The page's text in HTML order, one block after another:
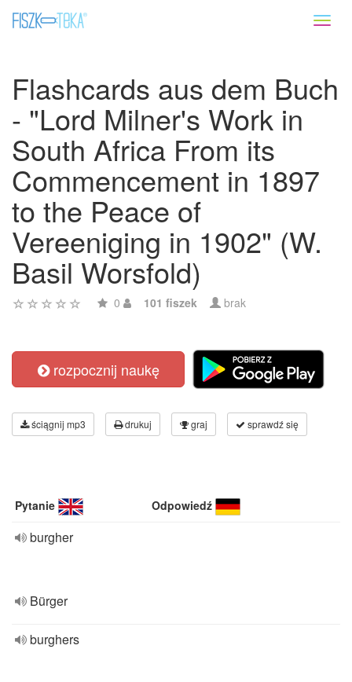
Flashcards aus dem Buch
- "Lord Milner's Work in
South Africa From its
Commencement in 1897
to the Peace of
Vereeniging in 1902" (W.
Basil Worsfold)
0 101 fiszek brak
rozpocznij naukę
ściągnij mp3 drukuj graj sprawdź się
Pytanie Odpowiedź
burgher
Bürger
burghers